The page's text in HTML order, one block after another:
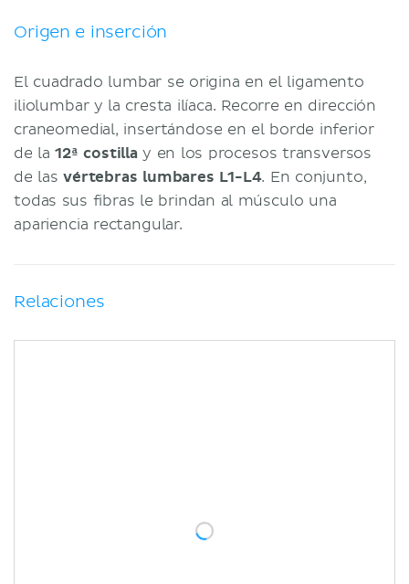
Función
Bibliografía
Origen e inserción
El cuadrado lumbar se origina en el ligamento
iliolumbar y la cresta ilíaca. Recorre en dirección
craneomedial, insertándose en el borde inferior
de la12ª costilla y en los procesos transversos
de lasvértebras lumbares L1-L4. En conjunto,
todas sus fibras le brindan al músculo una
apariencia rectangular.
Relaciones